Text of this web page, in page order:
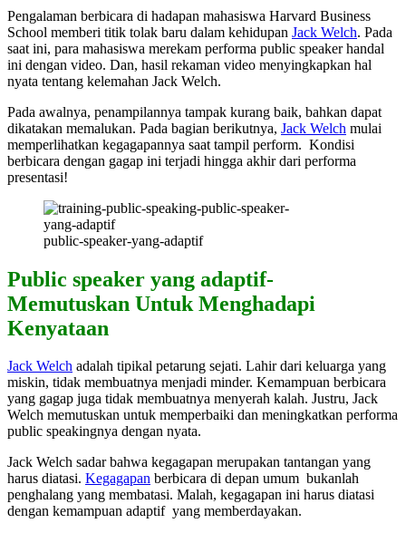
Pengalaman berbicara di hadapan mahasiswa Harvard Business
School memberi titik tolak baru dalam kehidupan Jack Welch. Pada
saat ini, para mahasiswa merekam performa public speaker handal
ini dengan video. Dan, hasil rekaman video menyingkapkan hal
nyata tentang kelemahan Jack Welch.
Pada awalnya, penampilannya tampak kurang baik, bahkan dapat
dikatakan memalukan. Pada bagian berikutnya, Jack Welch mulai
memperlihatkan kegagapannya saat tampil perform. Kondisi
berbicara dengan gagap ini terjadi hingga akhir dari performa
presentasi!
public-speaker-yang-adaptif
Public speaker yang adaptif-
Memutuskan Untuk Menghadapi
Kenyataan
Jack Welch adalah tipikal petarung sejati. Lahir dari keluarga yang
miskin, tidak membuatnya menjadi minder. Kemampuan berbicara
yang gagap juga tidak membuatnya menyerah kalah. Justru, Jack
Welch memutuskan untuk memperbaiki dan meningkatkan performa
public speakingnya dengan nyata.
Jack Welch sadar bahwa kegagapan merupakan tantangan yang
harus diatasi. Kegagapan berbicara di depan umum bukanlah
penghalang yang membatasi. Malah, kegagapan ini harus diatasi
dengan kemampuan adaptif yang memberdayakan.